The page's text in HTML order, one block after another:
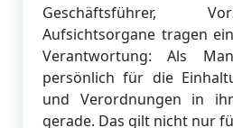
Geschäftsführer,
Aufsichtsorgane tragen
Verantwortung: Als
persönlich für die
und Verordnungen in
gerade. Das gilt nicht nur